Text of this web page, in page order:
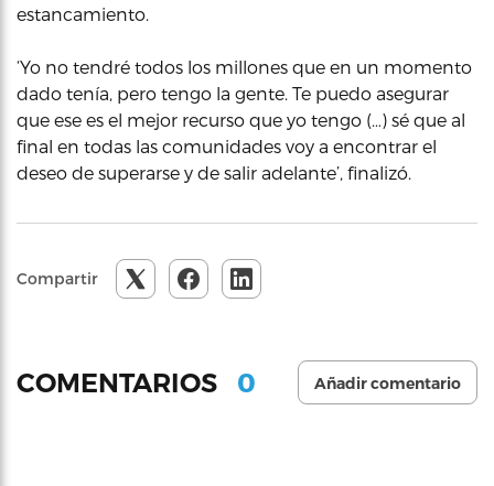
estancamiento.
‘Yo no tendré todos los millones que en un momento
dado tenía, pero tengo la gente. Te puedo asegurar
que ese es el mejor recurso que yo tengo (…) sé que al
final en todas las comunidades voy a encontrar el
deseo de superarse y de salir adelante’, finalizó.
Compartir
COMENTARIOS 0 Añadir comentario